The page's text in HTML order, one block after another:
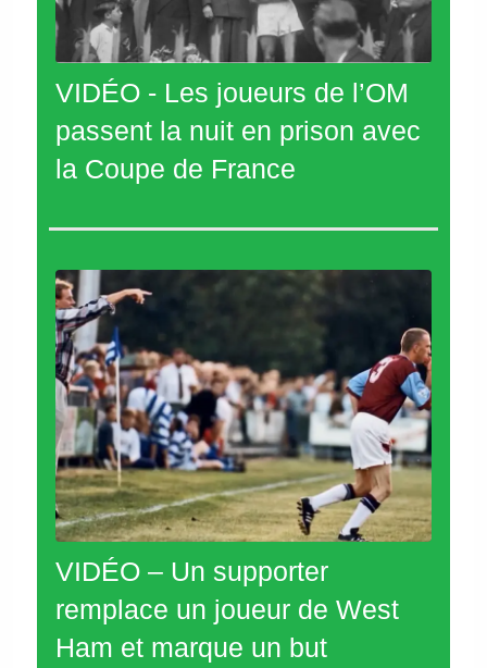
VIDÉO - Les joueurs de l’OM
passent la nuit en prison avec
la Coupe de France
VIDÉO – Un supporter
remplace un joueur de West
Ham et marque un but